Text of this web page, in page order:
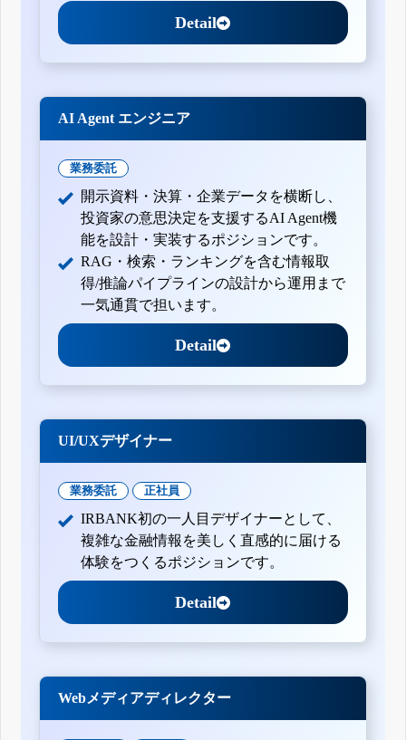
Detail
AI Agent エンジニア
業務委託
開示資料・決算・企業データを横断し、
投資家の意思決定を支援するAI Agent機
能を設計・実装するポジションです。
RAG・検索・ランキングを含む情報取
得/推論パイプラインの設計から運用まで
一気通貫で担います。
Detail
UI/UXデザイナー
業務委託 正社員
IRBANK初の一人目デザイナーとして、
複雑な金融情報を美しく直感的に届ける
体験をつくるポジションです。
Detail
Webメディアディレクター